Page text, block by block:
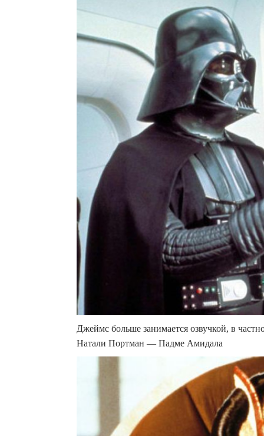
Джеймс больше занимается озвучкой, в
Натали Портман — Падме Амидала